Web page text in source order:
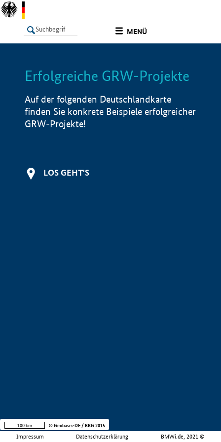
MENÜ
LISTE Info
Erfolgreiche GRW-Projekte
Auf der folgenden Deutschlandkarte
finden Sie konkrete Beispiele erfolgreicher
GRW-Projekte!
LOS GEHT'S
Impressum Datenschutzerklärung BMWi.de, 2021 ©
100 km © Geobasis-DE / BKG 2015